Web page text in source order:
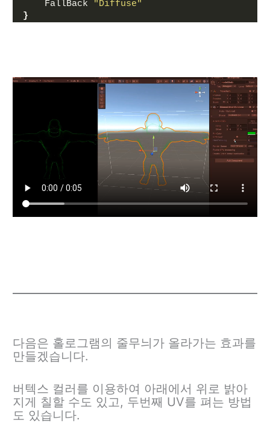
    FallBack
"Diffuse"
}
다음은 홀로그램의 줄무늬가 올라가는 효과를
만들겠습니다.
버텍스 컬러를 이용하여 아래에서 위로 밝아
지게 칠할 수도 있고, 두번째 UV를 펴는 방법
도 있습니다.